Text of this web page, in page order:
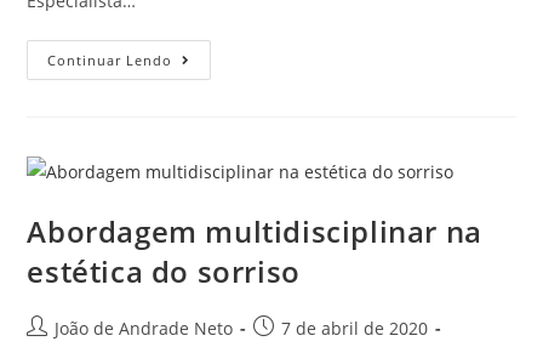
Continuar Lendo
Abordagem multidisciplinar na
estética do sorriso
João de Andrade Neto
7 de abril de 2020